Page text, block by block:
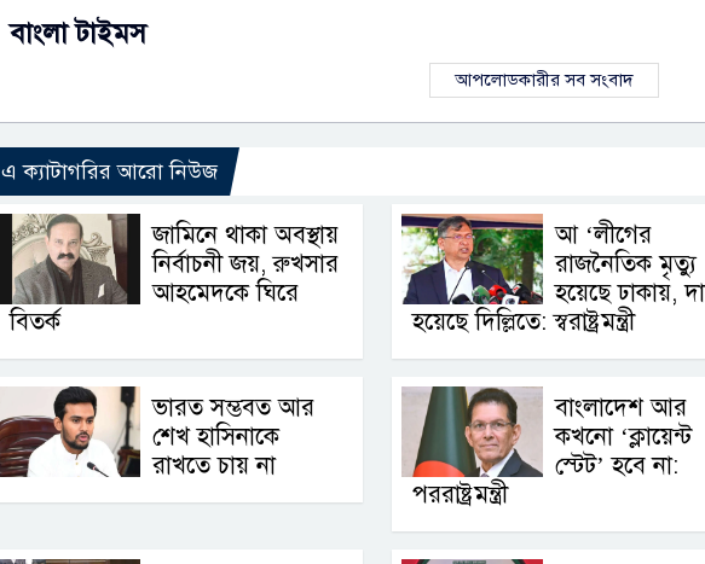
বাংলা টাইমস
আপলোডকারীর সব সংবাদ
এ ক্যাটাগরির আরো নিউজ
জামিনে থাকা অবস্থায়
নির্বাচনী জয়, রুখসার
আহমেদকে ঘিরে
বিতর্ক
আ ‘লীগের
রাজনৈতিক মৃত্যু
হয়েছে ঢাকায়,
হয়েছে দিল্লিতে: স্বরাষ্ট্রমন্ত্রী
ভারত সম্ভবত আর
শেখ হাসিনাকে
রাখতে চায় না
বাংলাদেশ আর
কখনো ‘ক্লায়েন্ট
স্টেট’ হবে না:
পররাষ্ট্রমন্ত্রী